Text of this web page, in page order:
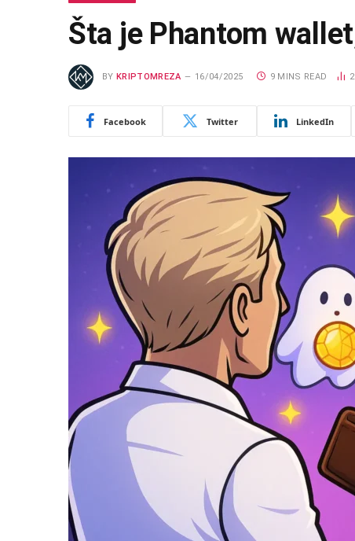
Šta je Phantom
BY KRIPTOMREZA 16/04/2025 9 MINS READ
Facebook Twitter LinkedIn